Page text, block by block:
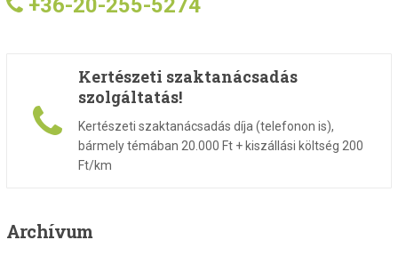
Kertészeti szaktanácsadás
szolgáltatás!
Kertészeti szaktanácsadás díja (telefonon is),
bármely témában 20.000 Ft + kiszállási költség 200
Ft/km
Archívum